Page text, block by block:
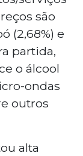
são
(2,68%) e
partida,
o álcool
ondas
outros
alta